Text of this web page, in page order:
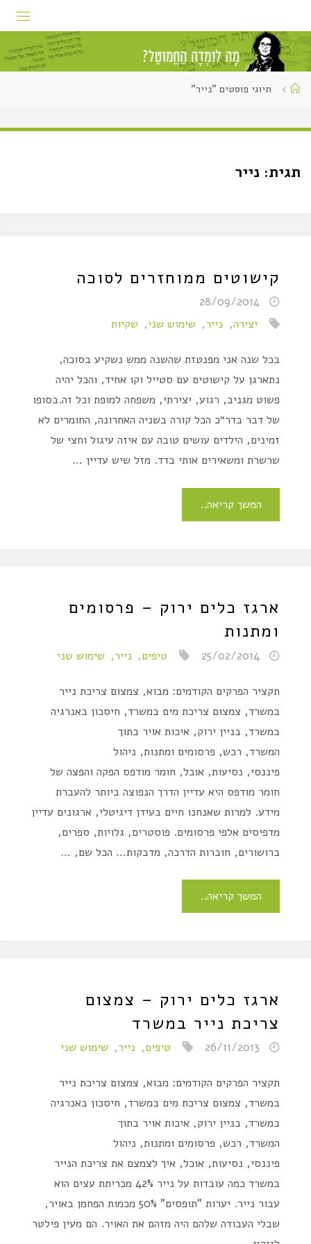
תיוגי פוסטים "נייר"
תגית: נייר
קישוטים ממוחזרים לסוכה
28/09/2014
יצירה, נייר, שימוש שני, שקיות
בכל שנה אני מפנטזת שהשנה ממש נשקיע בסוכה,
נתארגן על קישוטים עם סטייל וקו אחיד, והכל יהיה
פשוט מגניב, רגוע, יצירתי, משפחה למופת וכל זה.בסופו
של דבר בדר״כ הכל קורה בשניה האחרונה, החומרים לא
זמינים, הילדים עושים טובה עם איזה עיגול וחצי של
שרשרת ומשאירים אותי בדד. מזל שיש עדיין …
המשך קריאה..
ארגז כלים ירוק – פרסומים
ומתנות
25/02/2014 טיפים, נייר, שימוש שני
תקציר הפרקים הקודמים: מבוא, צמצום צריכת נייר
במשרד, צמצום צריכת מים במשרד, חיסכון באנרגיה
במשרד, בניין ירוק, איכות אויר בתוך
המשרד, רכש, פרסומים ומתנות, ניהול
פיננסי, נסיעות, אוכל, חומר מודפס הפקה והפצה של
חומר מודפס היא עדיין הדרך הנפוצה ביותר להעברת
מידע. למרות שאנחנו חיים בעידן דיגיטלי, ארגונים עדיין
מדפיסים אלפי פרסומים. פוסטרים, גלויות, ספרים,
ברושורים, חוברות הדרכה, מדבקות… הכל שם, …
המשך קריאה..
ארגז כלים ירוק – צמצום
צריכת נייר במשרד
26/11/2013 טיפים, נייר, שימוש שני
תקציר הפרקים הקודמים: מבוא, צמצום צריכת נייר
במשרד, צמצום צריכת מים במשרד, חיסכון באנרגיה
במשרד, בניין ירוק, איכות אויר בתוך
המשרד, רכש, פרסומים ומתנות, ניהול
פיננסי, נסיעות, אוכל, איך לצמצם את צריכת הנייר
במשרד כמה עובדות על נייר 42% מכריתת עצים הוא
עבור נייר. יערות "תופסים" 50% מכמות הפחמן באויר,
שבלי העבודה שלהם היה מזהם את האויר. הם מעין פילטר